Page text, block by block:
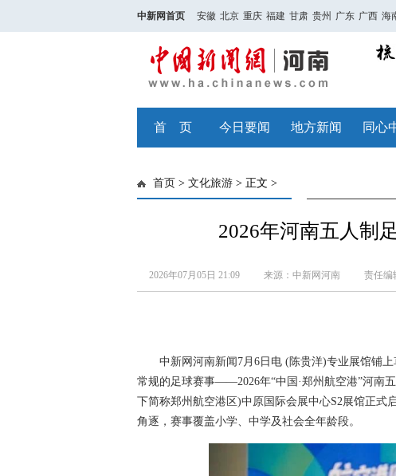
中新网首页 安徽 北京 重庆 福建 甘肃 贵州 广东 广西 海
首 页 今日要闻 地方新闻 同心
首页 > 文化旅游 > 正文 >
2026年河南五人制
2026年07月05日 21:09 来源：中新网河南 责任编
中新网河南新闻7月6日电 (陈贵洋)专业展馆铺上
常规的足球赛事——2026年“中国·郑州航空港”河南
下简称郑州航空港区)中原国际会展中心S2展馆正式
角逐，赛事覆盖小学、中学及社会全年龄段。